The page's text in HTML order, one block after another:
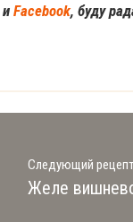
и Facebook, буду
Следующий
Желе